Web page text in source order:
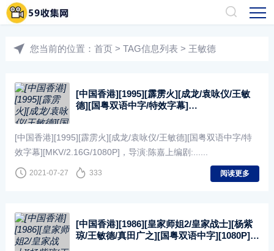
您当前的位置： 首页 > TAG信息列表 > 王敏德
[中国香港][1995][霹雳火][成龙/袁咏仪/王敏
德][国粤双语中字/特效字幕]
[中国香港][1995][霹雳火][成龙/袁咏仪/王敏德][国粤双语中字/特
效字幕][MKV/2.16G/1080P]，导演:陈嘉上编剧:......
2021-07-27 333 阅读更多
[中国香港][1986][皇家师姐2/皇家战士][杨紫
琼/王敏德/真田广之][国粤双语中字][1080P]